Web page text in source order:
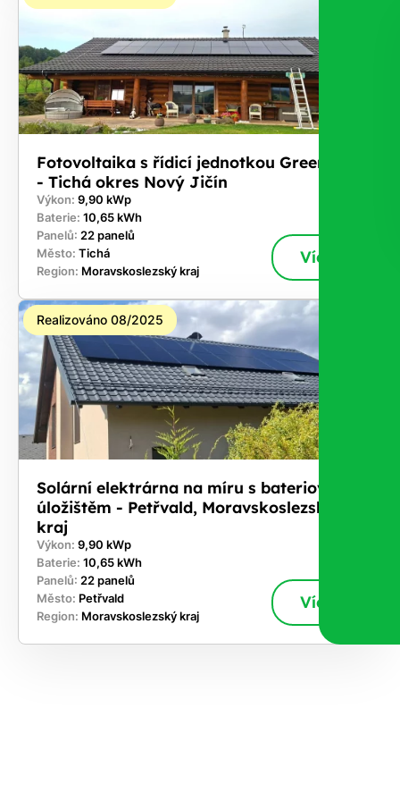
Fotovoltaika s řídicí jednotkou GreenBox
- Tichá okres Nový Jičín
Výkon: 9,90 kWp
Baterie: 10,65 kWh
Panelů: 22 panelů
Město: Tichá
Region: Moravskoslezský kraj
Více
Realizováno 08/2025
Solární elektrárna na míru s bateriovým
úložištěm - Petřvald, Moravskoslezský
kraj
Výkon: 9,90 kWp
Baterie: 10,65 kWh
Panelů: 22 panelů
Město: Petřvald
Region: Moravskoslezský kraj
Více